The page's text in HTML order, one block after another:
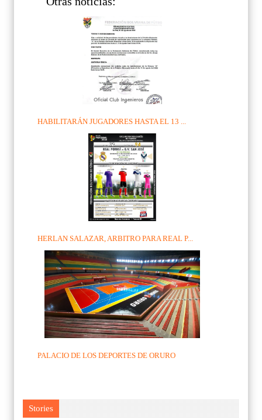
HABILITARÁN JUGADORES HASTA EL 13 ...
HERLAN SALAZAR, ARBITRO PARA REAL P...
PALACIO DE LOS DEPORTES DE ORURO
Stories